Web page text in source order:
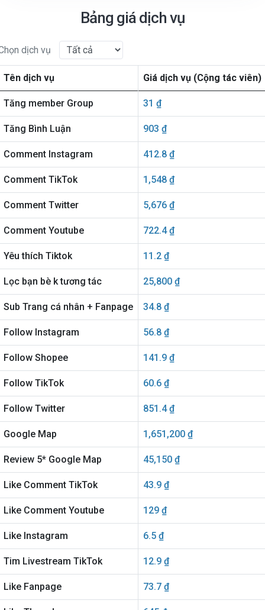
Bảng giá dịch vụ
dịch vụ
Tên dịch vụ Giá dịch vụ (Cộng tác viên)
Tăng member Group 31 ₫
Tăng Bình Luận 903 ₫
Comment Instagram 412.8 ₫
Comment TikTok 1,548 ₫
Comment Twitter 5,676 ₫
Comment Youtube 722.4 ₫
Yêu thích Tiktok 11.2 ₫
Lọc bạn bè k tương tác 25,800 ₫
Sub Trang cá nhân + Fanpage 34.8 ₫
Follow Instagram 56.8 ₫
Follow Shopee 141.9 ₫
Follow TikTok 60.6 ₫
Follow Twitter 851.4 ₫
Google Map 1,651,200 ₫
Review 5* Google Map 45,150 ₫
Like Comment TikTok 43.9 ₫
Like Comment Youtube 129 ₫
Like Instagram 6.5 ₫
Tim Livestream TikTok 12.9 ₫
Like Fanpage 73.7 ₫